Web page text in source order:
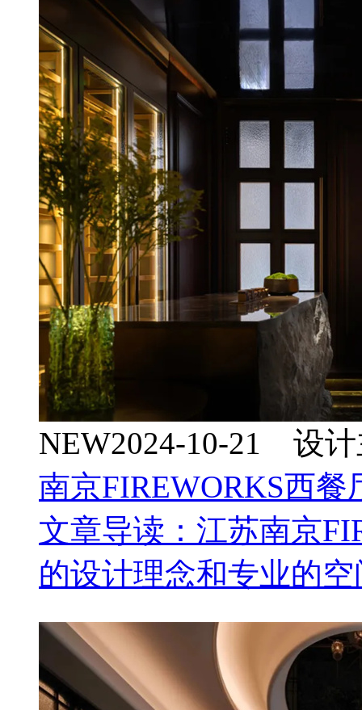
NEW2024-10-21 设
南京FIREWORKS西
文章导读：江苏南京
的设计理念和专业的